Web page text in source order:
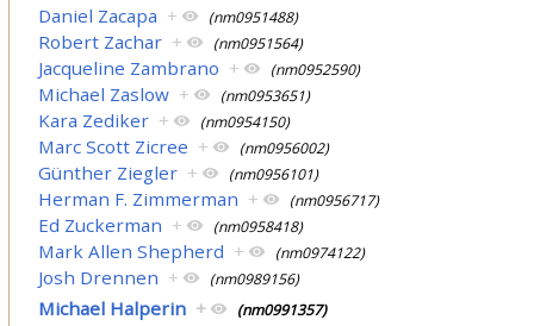
Daniel Zacapa + (nm0951488)
Robert Zachar + (nm0951564)
Jacqueline Zambrano + (nm0952590)
Michael Zaslow + (nm0953651)
Kara Zediker + (nm0954150)
Marc Scott Zicree + (nm0956002)
Günther Ziegler + (nm0956101)
Herman F. Zimmerman + (nm0956717)
Ed Zuckerman + (nm0958418)
Mark Allen Shepherd + (nm0974122)
Josh Drennen + (nm0989156)
Michael Halperin + (nm0991357)